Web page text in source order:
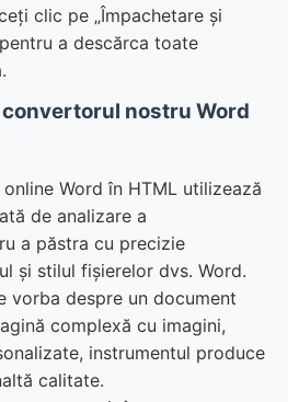
clic pe „Împachetare și
a descărca toate
convertorul nostru Word
Word în HTML utilizează
de analizare a
a păstra cu precizie
și stilul fișierelor dvs. Word.
vorba despre un document
complexă cu imagini,
instrumentul produce
calitate.